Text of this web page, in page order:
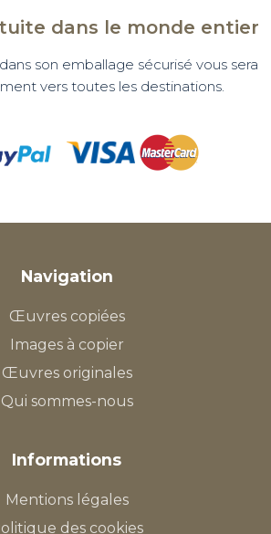
dans le monde entier
son emballage sécurisé vous sera
vers toutes les destinations.
Navigation
Œuvres copiées
Images à copier
Œuvres originales
Qui sommes-nous
Informations
Mentions légales
des cookies